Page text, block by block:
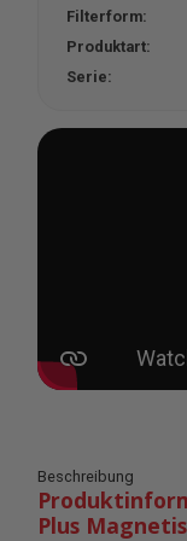
Filterform:
Produktart:
Serie:
Beschreibung
Plus